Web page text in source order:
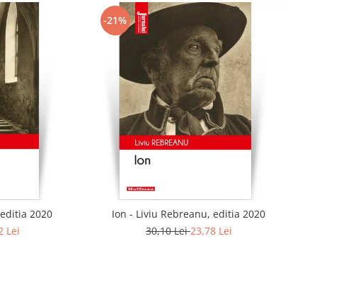
2020
Lei
-21%
Ion - Liviu Rebreanu, editia 2020
30,10 Lei23,78 Lei